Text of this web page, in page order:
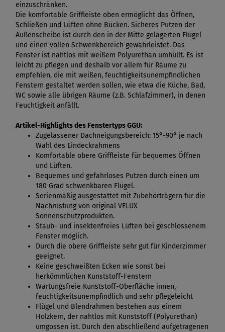
einzuschränken.
Die komfortable Griffleiste oben ermöglicht das Öffnen,
Schließen und Lüften ohne Bücken. Sicheres Putzen der
Außenscheibe ist durch den in der Mitte gelagerten Flügel
und einen vollen Schwenkbereich gewährleistet. Das
Fenster ist nahtlos mit weißem Polyurethan umhüllt. Es ist
leicht zu pflegen und deshalb vor allem für Räume zu
empfehlen, die mit weißen, feuchtigkeitsunempfindlichen
Fenstern gestaltet werden sollen, wie etwa die Küche, Bad,
WC sowie alle übrigen Räume (z.B. Schlafzimmer), in denen
Feuchtigkeit anfällt.
Artikel-Highlights des Fenstertyps GGU:
Zugelassener Dachneigungsbereich: 15°-90° je nach
Wahl des Eindeckrahmens
Komfortable obere Griffleiste für bequemes Öffnen
und Lüften.
Bequemes und gefahrloses Putzen durch einen um
180 Grad schwenkbaren Flügel.
Serienmäßig ausgestattet mit Zubehörträgern für die
Nachrüstung von original VELUX
Sonnenschutzprodukten.
Staub- und insektenfreies Lüften bei geschlossenem
Fenster möglich.
Durch die obere Griffleiste sehr gut für Kinderzimmer
geeignet.
Keine geschweißten Ecken wie sonst bei
herkömmlichen Kunststoff-Fenstern
Wartungsfreie Kunststoff-Oberfläche innen,
feuchtigkeitsunempfindlich und sehr pflegeleicht
Flügel und Blendrahmen bestehen aus einem
Holzkern, der nahtlos mit Kunststoff (Polyurethan)
umgossen ist. Durch den abschließend aufgetragenen